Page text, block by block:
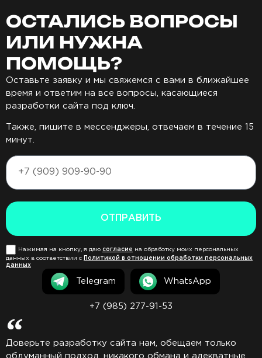
ОСТАЛИСЬ ВОПРОСЫ
ИЛИ НУЖНА
ПОМОЩЬ?
Оставьте заявку и мы свяжемся с вами в ближайшее
время и ответим на все вопросы, касающиеся
разработки сайта под ключ.
Также, пишите в мессенджеры, отвечаем в течение 15
минут.
Нажимая на кнопку, я даю согласие на обработку моих персональных
данных в соответствии с Политикой в отношении обработки персональных
данных
ОТПРАВИТЬ
Telegram WhatsApp
+7 (985) 277-91-53
Доверьте разработку сайта нам, обещаем только
обдуманный подход, никакого обмана и адекватные